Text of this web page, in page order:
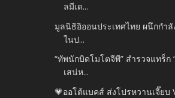
ลมีเด...
มูลนิธิอิออนประเทศไทย ผนึกกำ
ในป...
“ทัพนักบิดโมโตจีพี” สำรวจแทร็ก
เสน่ห...
💗ออโต้แบคส์ ส่งโปรหวานเจี๊ยบ